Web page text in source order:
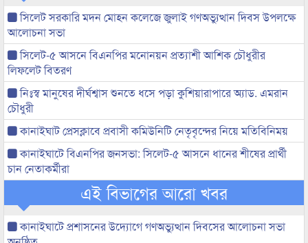
সিলেট সরকারি মদন মোহন কলেজে জুলাই গণঅভ্যুত্থান দিবস উপলক্ষে
আলোচনা সভা
সিলেট-৫ আসনে বিএনপির মনোনয়ন প্রত্যাশী আশিক চৌধুরীর
লিফলেট বিতরণ
নিঃস্ব মানুষের দীর্ঘশ্বাস শুনতে ধসে পড়া কুশিয়ারাপারে অ্যাড. এমরান
চৌধুরী
কানাইঘাট প্রেসক্লাবে প্রবাসী কমিউনিটি নেতৃবৃন্দের নিয়ে মতিবিনিময়
কানাইঘাটে বিএনপির জনসভা: সিলেট-৫ আসনে ধানের শীষের প্রার্থী
চান নেতাকর্মীরা
এই বিভাগের আরো খবর
কানাইঘাটে প্রশাসনের উদ্যোগে গণঅভ্যুত্থান দিবসের আলোচনা সভা